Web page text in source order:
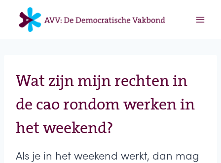
Doorgaan
naar
inhoud
Wat zijn mijn rechten in
de cao rondom werken in
het weekend?
Als je in het weekend werkt, dan mag